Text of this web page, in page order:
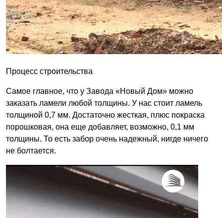
Процесс строительства
Самое главное, что у Завода «Новый Дом» можно
заказать ламели любой толщины. У нас стоит ламель
толщиной 0,7 мм. Достаточно жесткая, плюс покраска
порошковая, она еще добавляет, возможно, 0,1 мм
толщины. То есть забор очень надежный, нигде ничего
не болтается.